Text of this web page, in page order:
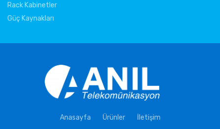
Rack Kabinetler
Güç Kaynakları
Anasayfa Ürünler İletişim